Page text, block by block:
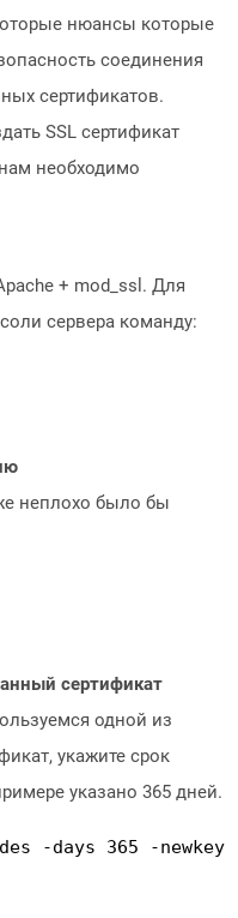
нюансы которые
соединения
сертификатов.
SSL сертификат
необходимо
+ mod_ssl. Для
сервера команду:
неплохо было бы
сертификат
одной из
укажите срок
указано 365 дней.
-days 365 -